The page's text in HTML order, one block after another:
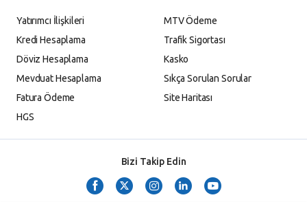
Yatırımcı İlişkileri
Kredi Hesaplama
Döviz Hesaplama
Mevduat Hesaplama
Fatura Ödeme
HGS
MTV Ödeme
Trafik Sigortası
Kasko
Sıkça Sorulan Sorular
Site Haritası
Bizi Takip Edin